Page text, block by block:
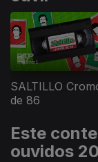
SALTILLO
de 86
Este
ouvidos